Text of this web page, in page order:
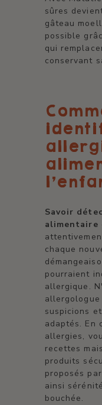
sûres
gâteau
possible
qui
conservant
Savoir
alimentaire
chaque
pourraient
allergique.
suspicions
adaptés. En
allergies,
recettes
produits
proposés
ainsi
bouchée.